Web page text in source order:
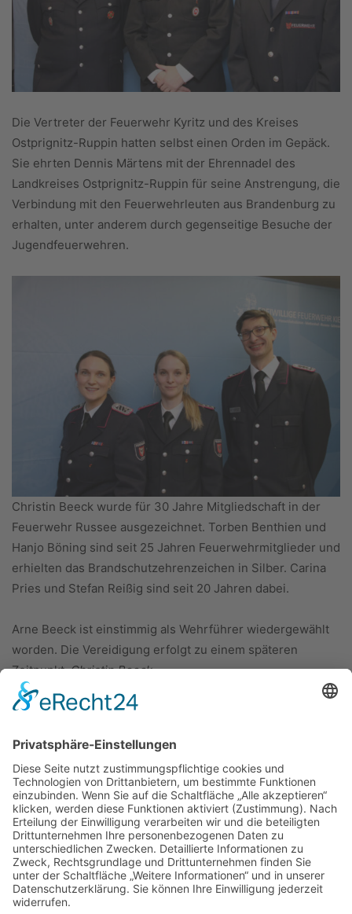
Die Vertreter der Feuerwehr Kyritz und des Kreises
Ostprignitz-Ruppin hatten selbst einen Orden im Gepäck.
Sie ehrten Dennis Märtens mit der Ehrennadel des
Landkreises Ostprignitz-Ruppin für seine Anstrengung, die
Verbindung mit den Feuerwehrleuten aus Brandenburg zu
erhalten, unter anderem durch gegenseitige Besuche der
Jugendfeuerwehren.
Christin Beeck wurde für 30 Jahre Mitgliedschaft in der
Feuerwehr Russee ausgezeichnet. Torben Benthien und
Hanjo Böning sind seit 25 Jahren Feuerwehrmitglieder und
erhielten das Brandschutzehrenzeichen in Silber. Carina
Pries und Stefan Reißig sind seit 20 Jahren dabei.
Arne Beeck ist einstimmig als Wehrführer wiedergewählt
worden. Die Vereidigung erfolgt zu einem späteren
Zeitpunkt.Christin Beeck
ÜBER UNS
KIEL LOKAL
Carsten Frahm Verlag, Inhaber Carsten Frahm